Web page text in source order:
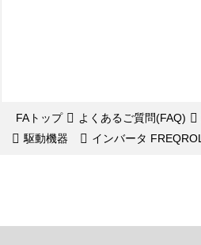
FAトップ よくあるご質問(FAQ)
駆動機器
インバータ FREQROL